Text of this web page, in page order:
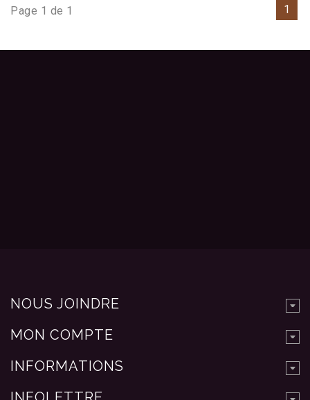
Page 1 de 1 1
NOUS JOINDRE
MON COMPTE
INFORMATIONS